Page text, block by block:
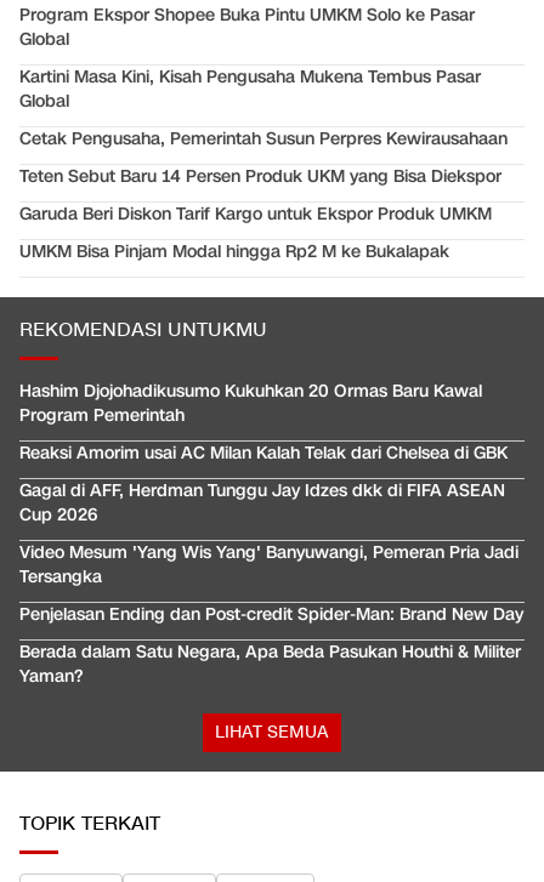
Program Ekspor Shopee Buka Pintu UMKM Solo ke Pasar
Global
Kartini Masa Kini, Kisah Pengusaha Mukena Tembus Pasar
Global
Cetak Pengusaha, Pemerintah Susun Perpres Kewirausahaan
Teten Sebut Baru 14 Persen Produk UKM yang Bisa Diekspor
Garuda Beri Diskon Tarif Kargo untuk Ekspor Produk UMKM
UMKM Bisa Pinjam Modal hingga Rp2 M ke Bukalapak
REKOMENDASI UNTUKMU
Hashim Djojohadikusumo Kukuhkan 20 Ormas Baru Kawal
Program Pemerintah
Reaksi Amorim usai AC Milan Kalah Telak dari Chelsea di GBK
Gagal di AFF, Herdman Tunggu Jay Idzes dkk di FIFA ASEAN
Cup 2026
Video Mesum 'Yang Wis Yang' Banyuwangi, Pemeran Pria Jadi
Tersangka
Penjelasan Ending dan Post-credit Spider-Man: Brand New Day
Berada dalam Satu Negara, Apa Beda Pasukan Houthi & Militer
Yaman?
LIHAT SEMUA
TOPIK TERKAIT